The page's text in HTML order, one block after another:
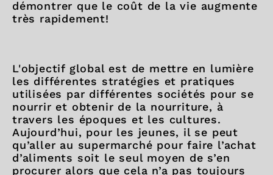
démontrer que le coût de la vie augmente
très rapidement!
L'objectif global est de mettre en lumière
les différentes stratégies et pratiques
utilisées par différentes sociétés pour se
nourrir et obtenir de la nourriture, à
travers les époques et les cultures.
Aujourd’hui, pour les jeunes, il se peut
qu’aller au supermarché pour faire l’achat
d’aliments soit le seul moyen de s’en
procurer alors que cela n’a pas toujours